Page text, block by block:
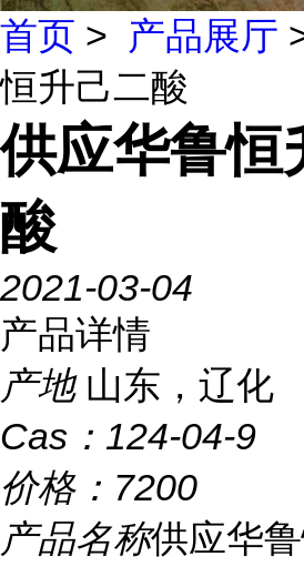
首页 > 产品展厅
恒升己二酸
供应华鲁恒
酸
2021-03-04
产品详情
产地 山东，辽化
Cas： 124-04-9
价格： 7200
产品名称供应华